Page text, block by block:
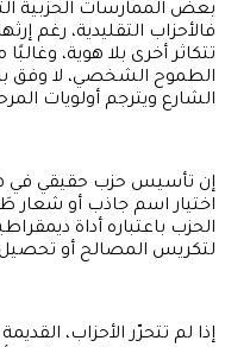
بعض الممارسات الحزبية
فالأحزاب التقليدية، رغم
تتكاثر أخرى بلا هوية،
الطموح الشخصي، لا وفق
الشارع ويترجم أولويات
إن تأسيس حزب حقيقي في
اختيار اسم جاذب أو شعار
الحزب باعتباره أداة
لتكريس المصالح أو
إذا لم تتحرّر الأحزاب،